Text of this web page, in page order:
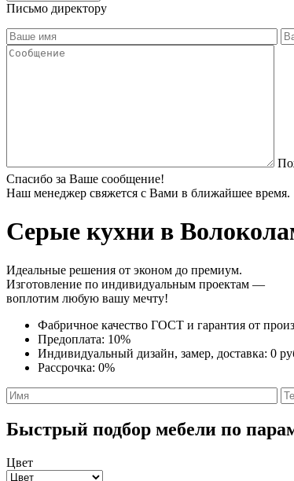
Письмо директору
Спасибо за Ваше сообщение!
Наш менеджер свяжется с Вами в ближайшее время.
Серые кухни в
Идеальные решения от эконом до премиум.
Изготовление по индивидуальным проектам —
воплотим любую вашу мечту!
Фабричное качество ГОСТ и гарантия от
Предоплата: 10%
Индивидуальный дизайн, замер, доставка: 0
Рассрочка: 0%
Быстрый подбор мебели по
Цвет